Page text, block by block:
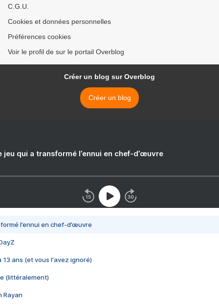
C.G.U.
Cookies et données personnelles
Préférences cookies
Voir le profil de sur le portail Overblog
Créer un blog sur Overblog
Créer un blog
jeu qui a transformé l’ennui en chef-d’œuvre
l’ennui en chef-d’œuvre
13 ans (et vous l'avez ignoré)
(littéralement)
Rayan